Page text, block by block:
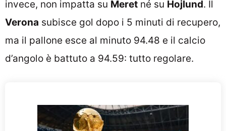
invece, non impatta su Meret né su Hojlund. Il
Verona subisce gol dopo i 5 minuti di recupero,
ma il pallone esce al minuto 94.48 e il calcio
d’angolo è battuto a 94.59: tutto regolare.